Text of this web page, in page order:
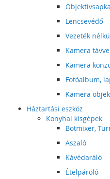
Objektívsapka
Lencsevédő
Vezeték
Kamera
Kamera
Fotóalbum,
Kamera
Háztartási eszköz
Konyhai kisgépek
Botmixer,
Aszaló
Kávédaráló
Ételpároló